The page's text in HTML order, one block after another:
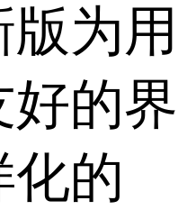
版为用
好的界
的